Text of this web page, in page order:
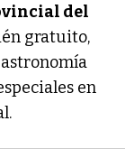
del
gratuito,
en